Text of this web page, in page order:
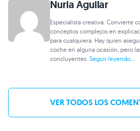
Nuria Aguilar
Especialista creativa. Convierte
conceptos complejos en
para cualquiera. Hay quien
coche en alguna ocasión, pero
concluyentes.Seguir leyendo...
VER TODOS LOS